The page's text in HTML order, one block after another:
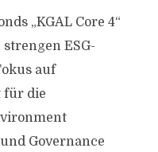
„KGAL Core 4“
ESG-
auf
für die
Governance